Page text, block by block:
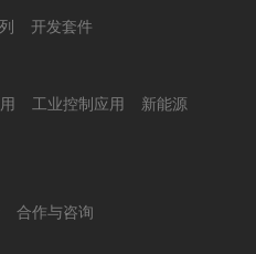
开发套件
工业控制应用
新能源
合作与咨询